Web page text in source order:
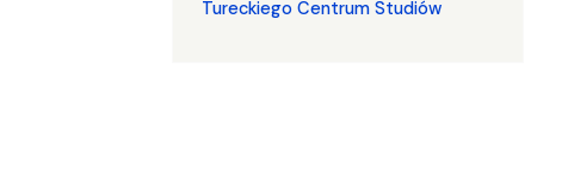
Tureckiego Centrum Studiów